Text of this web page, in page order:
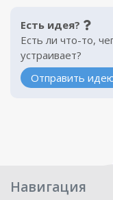
Есть идея?
Есть ли что-то,
устраивает?
Отправить
Навигация